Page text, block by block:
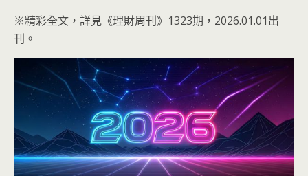
※精彩全文，詳見《理財周刊》1323期，2026.01.01出
刊。